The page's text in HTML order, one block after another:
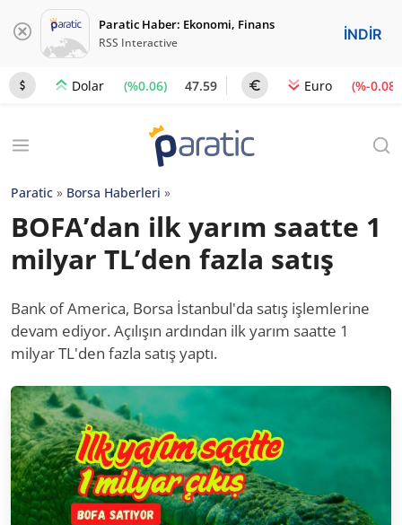
Paratic Haber: Ekonomi, Finans
RSS Interactive İNDİR
Dolar (%0.06) 47.59 Euro (%-0.08)
Paratic » Borsa Haberleri »
BOFA’dan ilk yarım saatte 1
milyar TL’den fazla satış
Bank of America, Borsa İstanbul'da satış işlemlerine
devam ediyor. Açılışın ardından ilk yarım saatte 1
milyar TL'den fazla satış yaptı.